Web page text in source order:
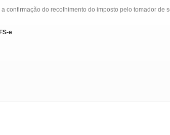
confirmação do recolhimento do imposto pelo tomador de
e